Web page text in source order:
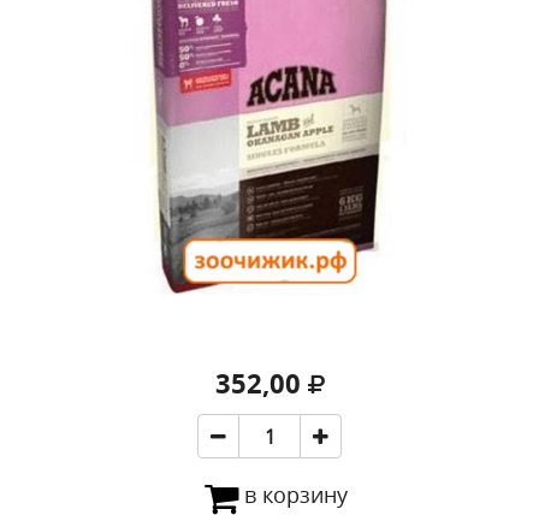
352,00
в корзину